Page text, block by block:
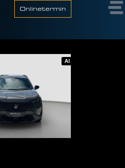
Onlinetermin
AI